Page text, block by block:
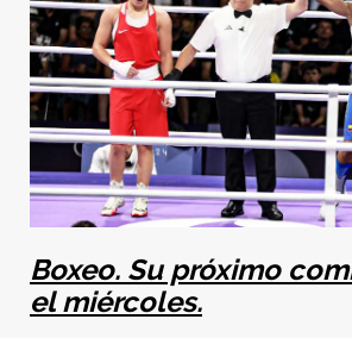
Boxeo. Su próximo
el miércoles.